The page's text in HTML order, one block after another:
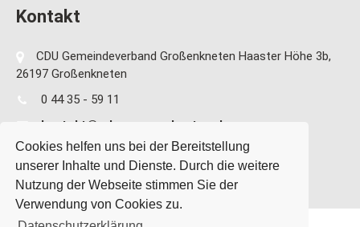
Cookies helfen uns bei der Bereitstellung
unserer Inhalte und Dienste. Durch die weitere
Nutzung der Webseite stimmen Sie der
Verwendung von Cookies zu.
Kontakt
CDU Gemeindeverband Großenkneten Haaster Höhe 3b,
26197 Großenkneten
0 44 35 - 59 11
kontakt@cdu-grossenkneten.de